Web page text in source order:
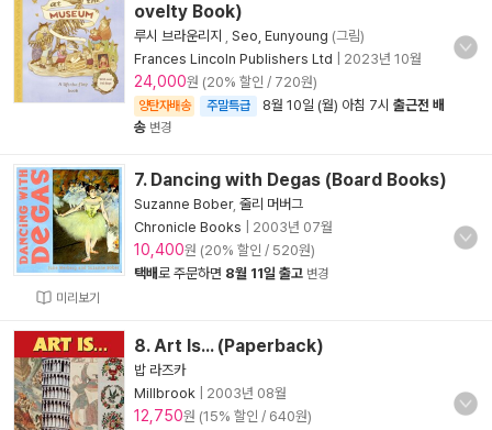
ovelty Book)
루시 브라운리지 Seo, Eunyoung (그림)
Frances Lincoln Publishers Ltd
2023년 10월
24,000원 (20% 할인 / 720원)
양탄자배송 주말특급 8월 10일 (월) 아침 7시 출근전 배
송 변경
미리보기
7. Dancing with Degas (Board Books)
Suzanne Bober, 줄리 머버그
Chronicle Books
2003년 07월
10,400원 (20% 할인 / 520원)
택배로 주문하면 8월 11일 출고 변경
8. Art Is... (Paperback)
밥 라즈카
Millbrook
2003년 08월
12,750원 (15% 할인 / 640원)